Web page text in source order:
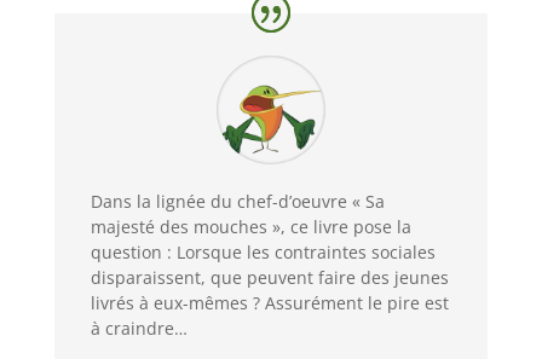
Dans la lignée du chef-d’oeuvre « Sa
majesté des mouches », ce livre pose la
question : Lorsque les contraintes sociales
disparaissent, que peuvent faire des jeunes
livrés à eux-mêmes ? Assurément le pire est
à craindre…